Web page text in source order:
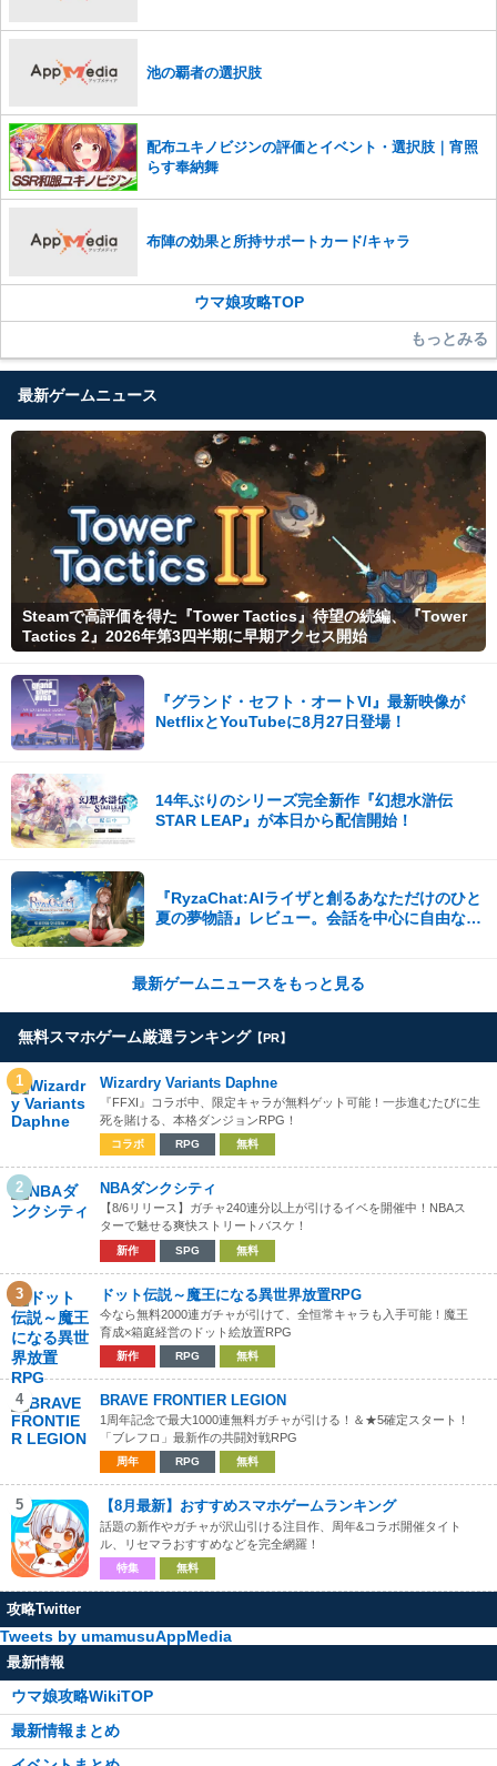
池の覇者の選択肢
配布ユキノビジンの評価とイベント・選択肢｜宵照
らす奉納舞
布陣の効果と所持サポートカード/キャラ
ウマ娘攻略TOP
もっとみる
最新ゲームニュース
Steamで高評価を得た『Tower Tactics』待望の続編、『Tower
Tactics 2』2026年第3四半期に早期アクセス開始
『グランド・セフト・オートVI』最新映像が
NetflixとYouTubeに8月27日登場！
14年ぶりのシリーズ完全新作『幻想水滸伝
STAR LEAP』が本日から配信開始！
『RyzaChat:AIライザと創るあなただけのひと
夏の夢物語』レビュー。会話を中心に自由な冒
最新ゲームニュースをもっと見る
無料スマホゲーム厳選ランキング 【PR】
1 Wizardry Variants Daphne
『FFXI』コラボ中、限定キャラが無料ゲット可能！一歩進むたびに生
死を賭ける、本格ダンジョンRPG！
コラボ RPG 無料
2 NBAダンクシティ
【8/6リリース】ガチャ240連分以上が引けるイベを開催中！NBAス
ターで魅せる爽快ストリートバスケ！
新作 SPG 無料
3 ドット伝説～魔王になる異世界放置RPG
今なら無料2000連ガチャが引けて、全恒常キャラも入手可能！魔王
育成×箱庭経営のドット絵放置RPG
新作 RPG 無料
4 BRAVE FRONTIER LEGION
1周年記念で最大1000連無料ガチャが引ける！＆★5確定スタート！
「ブレフロ」最新作の共闘対戦RPG
周年 RPG 無料
5 【8月最新】おすすめスマホゲームランキング
話題の新作やガチャが沢山引ける注目作、周年&コラボ開催タイト
ル、リセマラおすすめなどを完全網羅！
特集 無料
攻略Twitter
Tweets by umamusuAppMedia
最新情報
ウマ娘攻略WikiTOP
最新情報まとめ